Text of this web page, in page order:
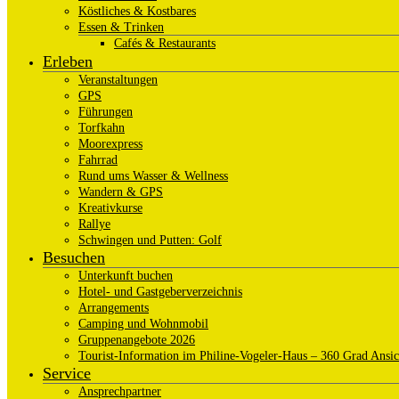
Köstliches & Kostbares
Essen & Trinken
Cafés & Restaurants
Erleben
Veranstaltungen
GPS
Führungen
Torfkahn
Moorexpress
Fahrrad
Rund ums Wasser & Wellness
Wandern & GPS
Kreativkurse
Rallye
Schwingen und Putten: Golf
Besuchen
Unterkunft buchen
Hotel- und Gastgeberverzeichnis
Arrangements
Camping und Wohnmobil
Gruppenangebote 2026
Tourist-Information im Philine-Vogeler-Haus – 360 Grad
Service
Ansprechpartner